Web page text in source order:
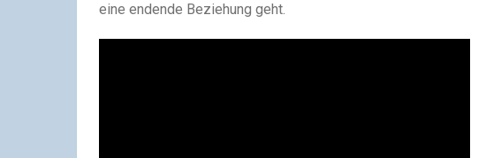
eine endende Beziehung geht.